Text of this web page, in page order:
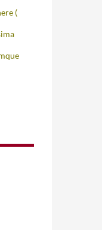
(